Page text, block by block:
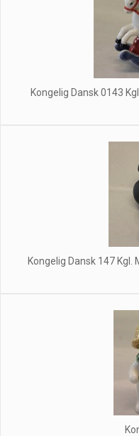
Kongelig Dansk 0143
Kongelig Dansk 147 Kgl.